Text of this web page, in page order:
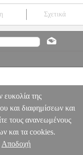
Σχετικά
ΜΟΥΣΙΚΑ ΒΙΒΛΙΑ
ευκολία της
και διαφημίσεων και
τους ανανεωμένους
και τα cookies.
Αποδοχή